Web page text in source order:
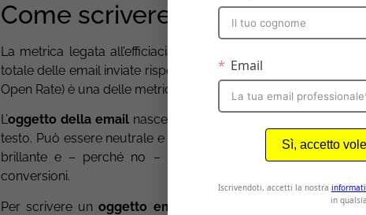
Come scrivere un oggetto
La metrica legata all’efficiacia di un oggetto email è, quindi, il
totale delle email inviate rispetto a quelle che sono state
Open Rate) è una delle metriche base che viene calcolato in
L’oggetto della email nasce come sintesi di una mail e
testo. Può essere neutrale e limitarsi a indicare uno o due
brillante e – perché no – divertente per arrivare ad
conversioni.
Per scrivere unoggetto email efficace
sono necessarie 2